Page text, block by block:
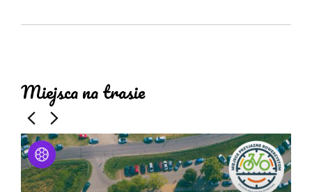
−
Miejsca na trasie